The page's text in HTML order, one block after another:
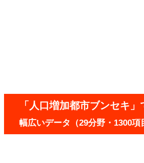
「人口増加都市ブンセキ
幅広いデータ（29分野・1300